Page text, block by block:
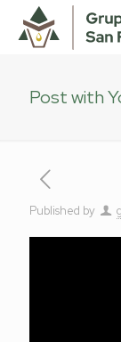
Post with
Published by